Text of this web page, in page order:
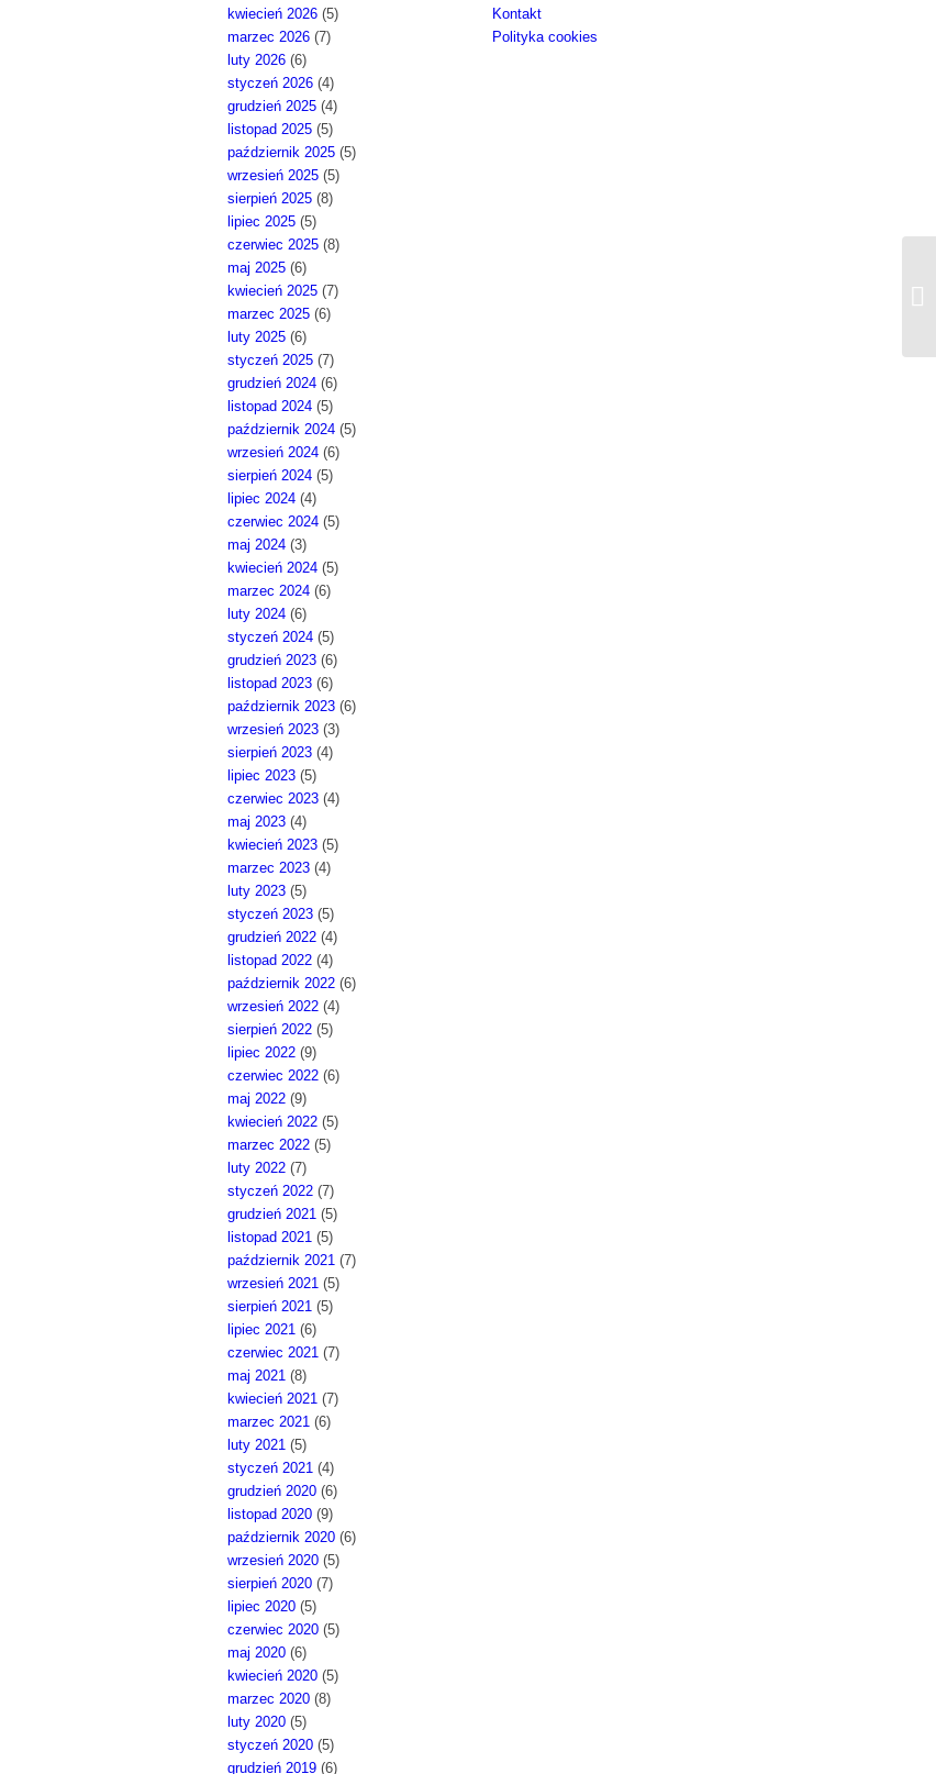
kwiecień 2026 (5)
marzec 2026 (7)
luty 2026 (6)
styczeń 2026 (4)
grudzień 2025 (4)
listopad 2025 (5)
październik 2025 (5)
wrzesień 2025 (5)
sierpień 2025 (8)
lipiec 2025 (5)
czerwiec 2025 (8)
maj 2025 (6)
kwiecień 2025 (7)
marzec 2025 (6)
luty 2025 (6)
styczeń 2025 (7)
grudzień 2024 (6)
listopad 2024 (5)
październik 2024 (5)
wrzesień 2024 (6)
sierpień 2024 (5)
lipiec 2024 (4)
czerwiec 2024 (5)
maj 2024 (3)
kwiecień 2024 (5)
marzec 2024 (6)
luty 2024 (6)
styczeń 2024 (5)
grudzień 2023 (6)
listopad 2023 (6)
październik 2023 (6)
wrzesień 2023 (3)
sierpień 2023 (4)
lipiec 2023 (5)
czerwiec 2023 (4)
maj 2023 (4)
kwiecień 2023 (5)
marzec 2023 (4)
luty 2023 (5)
styczeń 2023 (5)
grudzień 2022 (4)
listopad 2022 (4)
październik 2022 (6)
wrzesień 2022 (4)
sierpień 2022 (5)
lipiec 2022 (9)
czerwiec 2022 (6)
maj 2022 (9)
kwiecień 2022 (5)
marzec 2022 (5)
luty 2022 (7)
styczeń 2022 (7)
grudzień 2021 (5)
listopad 2021 (5)
październik 2021 (7)
wrzesień 2021 (5)
sierpień 2021 (5)
lipiec 2021 (6)
czerwiec 2021 (7)
maj 2021 (8)
kwiecień 2021 (7)
marzec 2021 (6)
luty 2021 (5)
styczeń 2021 (4)
grudzień 2020 (6)
listopad 2020 (9)
październik 2020 (6)
wrzesień 2020 (5)
sierpień 2020 (7)
lipiec 2020 (5)
czerwiec 2020 (5)
maj 2020 (6)
kwiecień 2020 (5)
marzec 2020 (8)
luty 2020 (5)
styczeń 2020 (5)
grudzień 2019 (6)
Kontakt
Polityka cookies